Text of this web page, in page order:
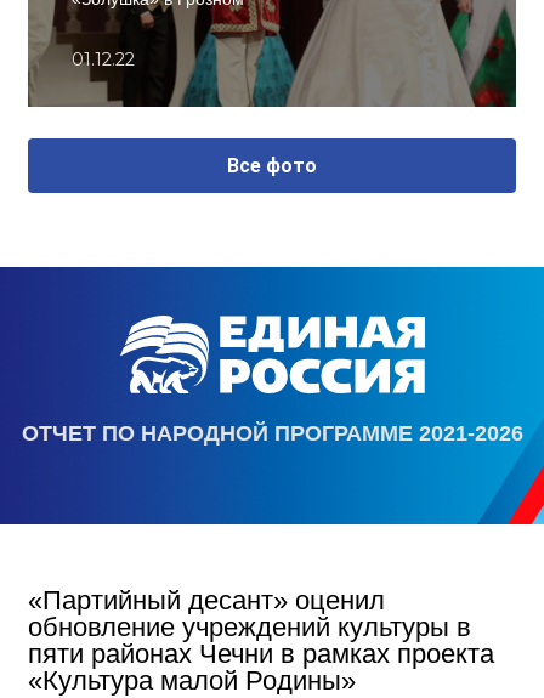
01.12.22
Все фото
ОТЧЕТ ПО НАРОДНОЙ ПРОГРАММЕ 2021-2026
«Партийный десант» оценил
обновление учреждений культуры в
пяти районах Чечни в рамках проекта
«Культура малой Родины»